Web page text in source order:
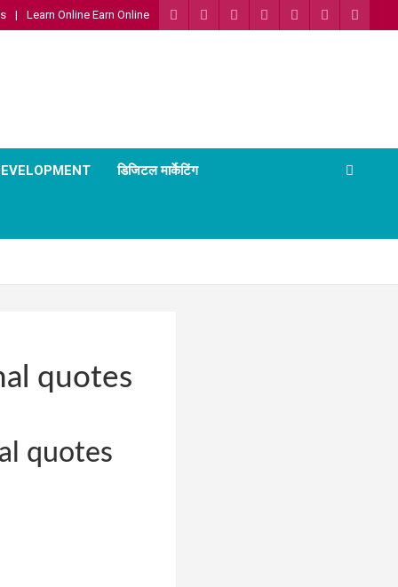
Learn Online Earn Online
डिजिटल मार्केटिंग
quotes
quotes